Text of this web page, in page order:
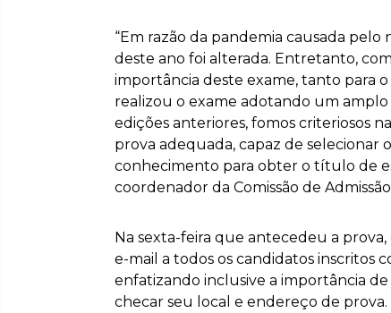
“Em razão da pandemia causada
deste ano foi alterada. Entretanto,
importância deste exame, tanto para
realizou o exame adotando um
edições anteriores, fomos criteriosos
prova adequada, capaz de selecionar
conhecimento para obter o título de
coordenador da Comissão de
Na sexta-feira que antecedeu a
e-mail a todos os candidatos inscritos
enfatizando inclusive a importância de
checar seu local e endereço de